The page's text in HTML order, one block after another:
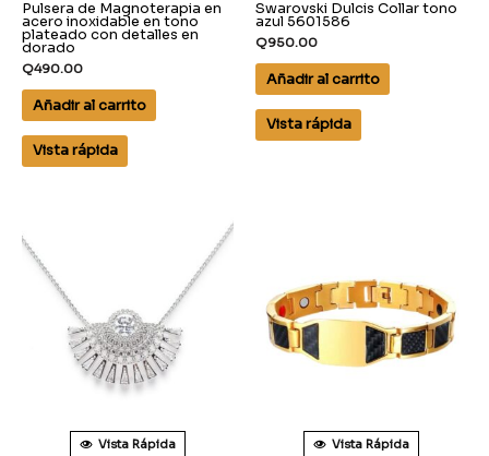
Pulsera de Magnoterapia en
acero inoxidable en tono
plateado con detalles en
dorado
Q490.00
Añadir al carrito
Vista rápida
Swarovski Dulcis Collar tono
azul 5601586
Q950.00
Añadir al carrito
Vista rápida
Vista Rápida
Vista Rápida